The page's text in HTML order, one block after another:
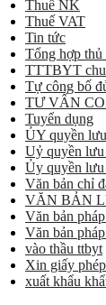
Thuế NK
Thuế VAT
Tin tức
Tổng hợp thủ
TTTBYT
Tự công bố
TƯ VẤN
Tuyển dụng
ỦY quyền
Uỷ quyền lưu
Ủy quyền lưu
Văn bản chỉ
VĂN BẢN
Văn bản
Văn bản
vào thầu ttbyt
Xin giấy
xuất khẩu